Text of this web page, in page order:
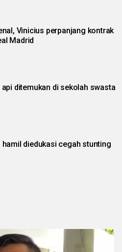
perpanjang kontrak
Madrid
api ditemukan di sekolah swasta
hamil diedukasi cegah stunting